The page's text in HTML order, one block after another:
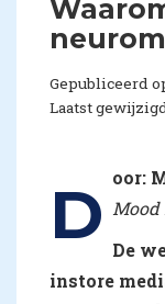
Gepubliceerd
Laatst
D oor:
De
instore